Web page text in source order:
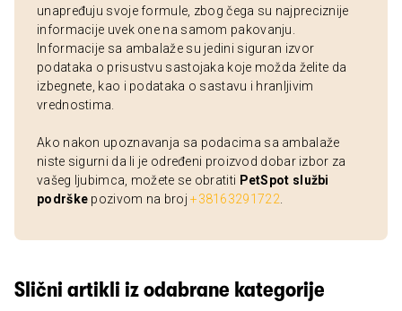
unapređuju svoje formule, zbog čega su najpreciznije
informacije uvek one na samom pakovanju.
Informacije sa ambalaže su jedini siguran izvor
podataka o prisustvu sastojaka koje možda želite da
izbegnete, kao i podataka o sastavu i hranljivim
vrednostima.
Ako nakon upoznavanja sa podacima sa ambalaže
niste sigurni da li je određeni proizvod dobar izbor za
vašeg ljubimca, možete se obratiti PetSpot službi
podrške pozivom na broj+38163291722
Slični artikli iz odabrane kategorije